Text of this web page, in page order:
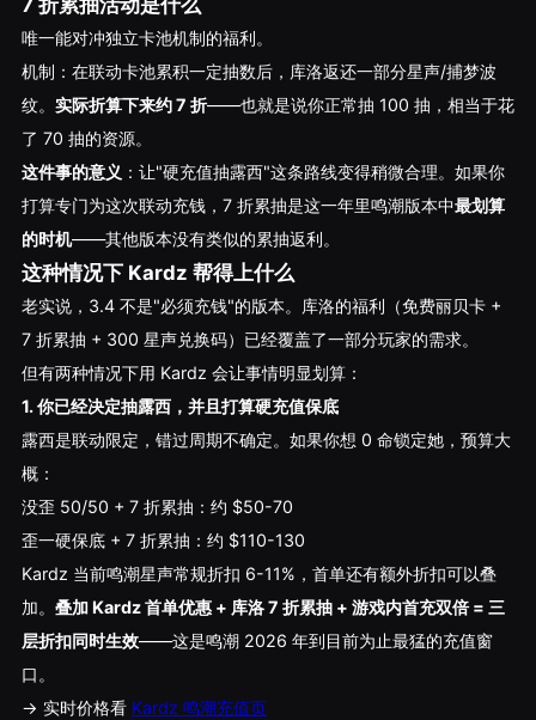
7 折累抽活动是什么
唯一能对冲独立卡池机制的福利。
机制：在联动卡池累积一定抽数后，库洛返还一部分星声/捕梦波
纹。 实际折算下来约 7 折——也就是说你正常抽 100 抽，相当于花
了 70 抽的资源。
这件事的意义 ：让"硬充值抽露西"这条路线变得稍微合理。如果你
打算专门为这次联动充钱，7 折累抽是这一年里鸣潮版本中最划算
的时机——其他版本没有类似的累抽返利。
这种情况下 Kardz 帮得上什么
老实说，3.4 不是"必须充钱"的版本。库洛的福利（免费丽贝卡 +
7 折累抽 + 300 星声兑换码）已经覆盖了一部分玩家的需求。
但有两种情况下用 Kardz 会让事情明显划算：
1. 你已经决定抽露西，并且打算硬充值保底
露西是联动限定，错过周期不确定。如果你想 0 命锁定她，预算大
概：
没歪 50/50 + 7 折累抽：约 $50-70
歪一硬保底 + 7 折累抽：约 $110-130
Kardz 当前鸣潮星声常规折扣 6-11%，首单还有额外折扣可以叠
加。 叠加 Kardz 首单优惠 + 库洛 7 折累抽 + 游戏内首充双倍 = 三
层折扣同时生效——这是鸣潮 2026 年到目前为止最猛的充值窗
口。
→ 实时价格看 Kardz 鸣潮充值页